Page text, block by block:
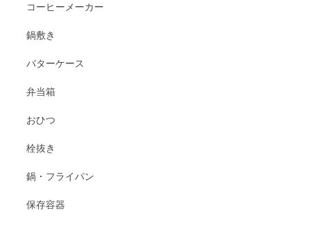
コーヒーメーカー
鍋敷き
バターケース
弁当箱
おひつ
栓抜き
鍋・フライパン
保存容器